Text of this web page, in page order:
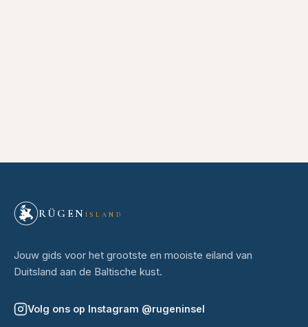
RÜGEN ISLAND
Jouw gids voor het grootste en mooiste eiland van
Duitsland aan de Baltische kust.
Volg ons op Instagram @rugeninsel